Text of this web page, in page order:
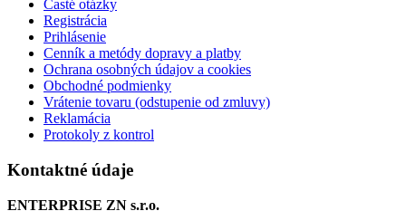
Časté otázky
Registrácia
Prihlásenie
Cenník a metódy dopravy a platby
Ochrana osobných údajov a cookies
Obchodné podmienky
Vrátenie tovaru (odstupenie od zmluvy)
Reklamácia
Protokoly z kontrol
Kontaktné údaje
ENTERPRISE ZN s.r.o.